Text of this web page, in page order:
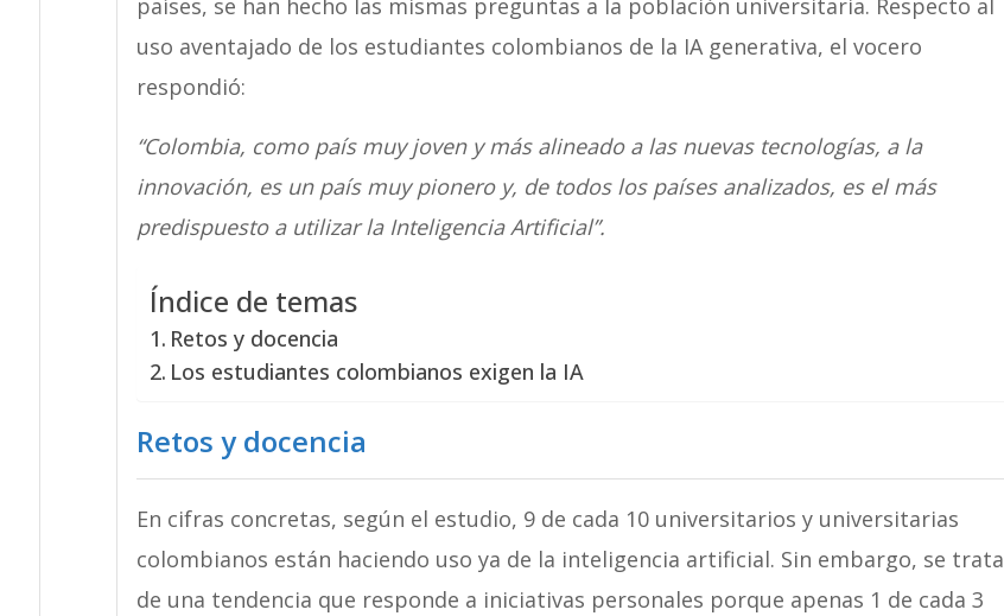
países, se han hecho las mismas preguntas a la población universitaria. Respecto al
uso aventajado de los estudiantes colombianos de la IA generativa, el vocero
respondió:
“Colombia, como país muy joven y más alineado a las nuevas tecnologías, a la
innovación, es un país muy pionero y, de todos los países analizados, es el más
predispuesto a utilizar la Inteligencia Artificial”.
Índice de temas
Retos y docencia
Los estudiantes colombianos exigen la IA
Retos y docencia
En cifras concretas, según el estudio, 9 de cada 10 universitarios y universitarias
colombianos están haciendo uso ya de la inteligencia artificial. Sin embargo, se trata
de una tendencia que responde a iniciativas personales porque apenas 1 de cada 3